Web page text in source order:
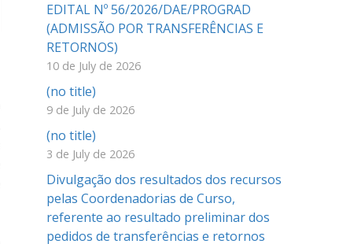
EDITAL Nº 56/2026/DAE/PROGRAD
(ADMISSÃO POR TRANSFERÊNCIAS E
RETORNOS)
10 de July de 2026
(no title)
9 de July de 2026
(no title)
3 de July de 2026
Divulgação dos resultados dos recursos
pelas Coordenadorias de Curso,
referente ao resultado preliminar dos
pedidos de transferências e retornos